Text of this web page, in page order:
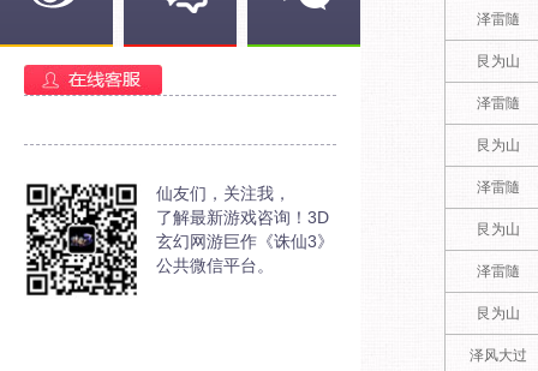
仙友们，关注我，
了解最新游戏咨询！3D
玄幻网游巨作《诛仙3》
公共微信平台。
泽雷隨
艮为山
泽雷隨
艮为山
泽雷隨
艮为山
泽雷隨
艮为山
泽风大过